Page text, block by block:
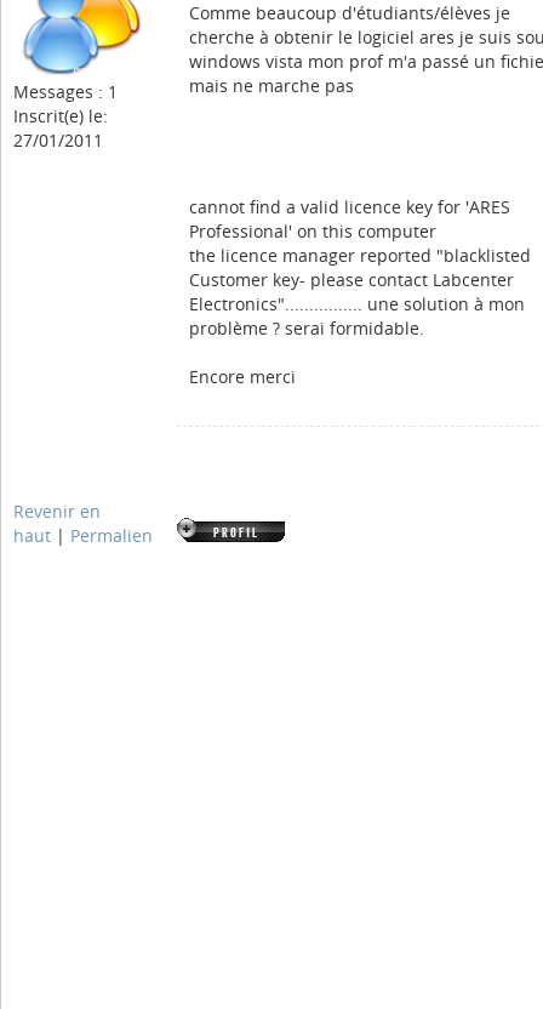
Messages : 1
Inscrit(e) le:
27/01/2011
Comme beaucoup d'étudiants/élèves je
cherche à obtenir le logiciel ares je suis
windows vista mon prof m'a passé un
mais ne marche pas
cannot find a valid licence key for 'ARES
Professional' on this computer
the licence manager reported "blacklisted
Customer key- please contact Labcenter
Electronics"................ une solution à mon
problème ? serai formidable.
Encore merci
Revenir en
haut | Permalien